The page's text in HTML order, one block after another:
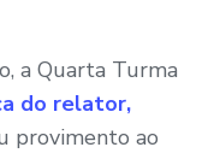
a Quarta Turma
do relator,
provimento ao